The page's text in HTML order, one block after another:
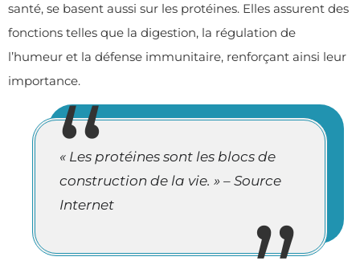
santé, se basent aussi sur les protéines. Elles assurent des
fonctions telles que la digestion, la régulation de
l’humeur et la défense immunitaire, renforçant ainsi leur
importance.
« Les protéines sont les blocs de
construction de la vie. » – Source
Internet